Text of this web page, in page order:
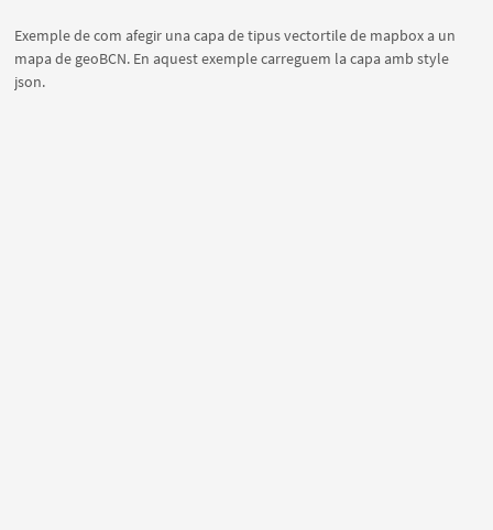
Exemple de com afegir una capa de tipus vectortile de mapbox a un
mapa de geoBCN. En aquest exemple carreguem la capa amb style
json.